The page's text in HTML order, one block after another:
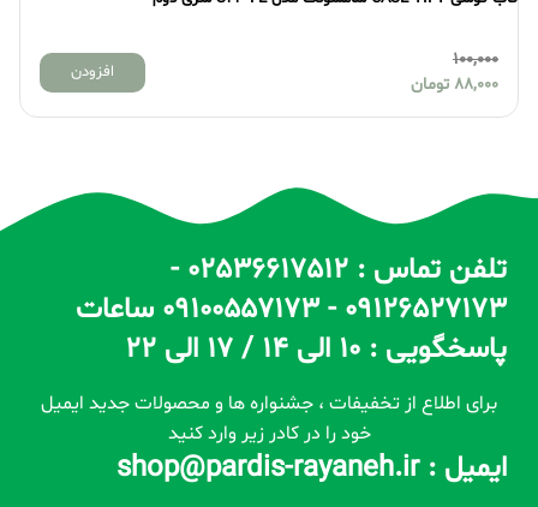
تومان
100,000
88,000
تلفن تماس : 02536617512 -
09126527173 - 09100557173 ساعات
پاسخگویی : 10 الی 14 / 17 الی 22
برای اطلاع از تخفیفات ، جشنواره ها و محصولات جدید ایمیل
خود را در کادر زیر وارد کنید
ایمیل : shop@pardis-rayaneh.ir